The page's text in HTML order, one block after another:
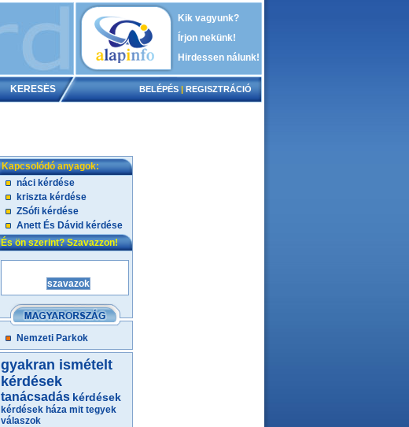
Kik vagyunk?
Írjon nekünk!
Hirdessen nálunk!
BELÉPÉS | REGISZTRÁCIÓ
Kapcsolódó anyagok:
náci kérdése
kriszta kérdése
ZSófi kérdése
Anett És Dávid kérdése
És ön szerint? Szavazzon!
Nemzeti Parkok
gyakran ismételt
kérdések
tanácsadás kérdések
kérdések háza mit tegyek
válaszok